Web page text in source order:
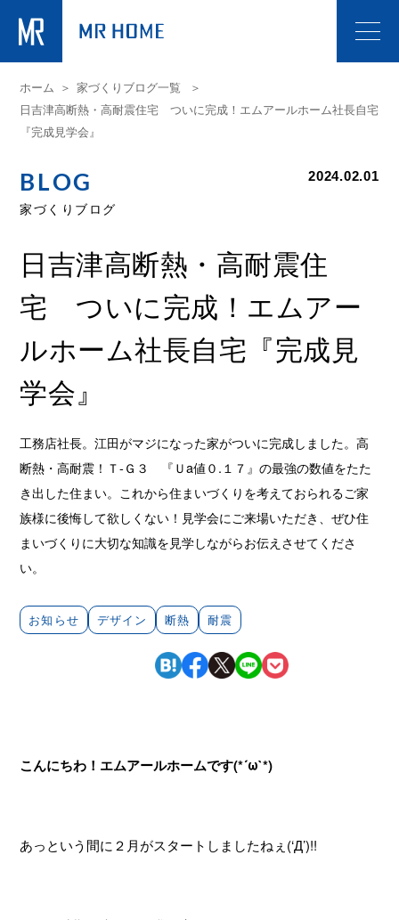
ホーム
家づくりブログ一覧
日吉津高断熱・高耐震住宅 ついに完成！エムアールホーム社長自宅
『完成見学会』
BLOG
家づくりブログ
2024.02.01
日吉津高断熱・高耐震住
宅 ついに完成！エムアー
ルホーム社長自宅『完成見
学会』
工務店社長。江田がマジになった家がついに完成しました。高
断熱・高耐震！Ｔ-Ｇ３ 『Ｕa値０.１７』の最強の数値をたた
き出した住まい。これから住まいづくりを考えておられるご家
族様に後悔して欲しくない！見学会にご来場いただき、ぜひ住
まいづくりに大切な知識を見学しながらお伝えさせてくださ
い。
お知らせ デザイン 断熱 耐震
こんにちわ！エムアールホームです(*´ω`*)
あっという間に２月がスタートしましたねぇ(‘Д’)!!